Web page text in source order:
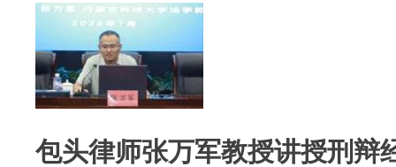
包头律师张万军教授讲授刑辩